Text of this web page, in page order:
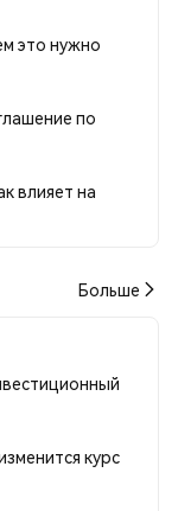
это нужно
по
влияет на
Больше
курс